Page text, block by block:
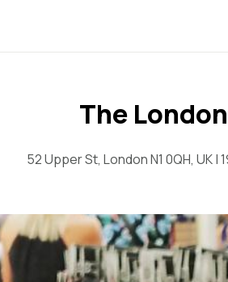
The
52 Upper St, London N1 0QH, UK